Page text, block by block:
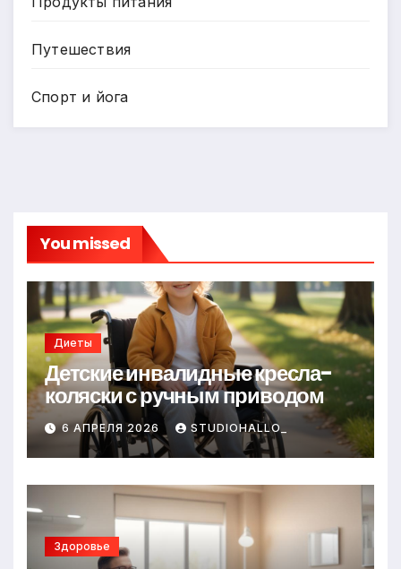
Путешествия
Спорт и йога
You missed
Диеты
Детские инвалидные кресла-
коляски с ручным приводом
6 АПРЕЛЯ 2026 STUDIOHALLO_
Здоровье